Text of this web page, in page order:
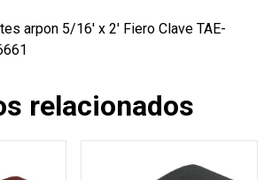
arpon 5/16′ x 2′ Fiero Clave TAE-
relacionados